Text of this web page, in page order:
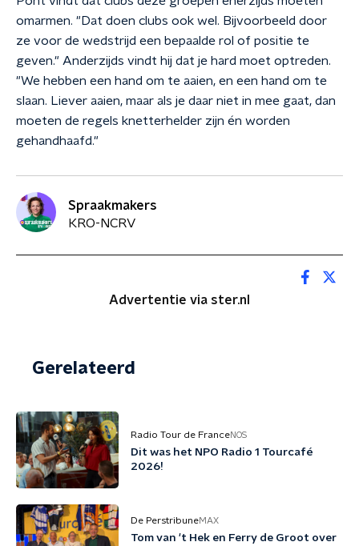
omarmen. "Dat doen clubs ook wel. Bijvoorbeeld door
ze voor de wedstrijd een bepaalde rol of positie te
geven." Anderzijds vindt hij dat je hard moet optreden.
"We hebben een hand om te aaien, en een hand om te
slaan. Liever aaien, maar als je daar niet in mee gaat, dan
moeten de regels knetterhelder zijn én worden
gehandhaafd."
Spraakmakers
KRO-NCRV
Advertentie via ster.nl
Gerelateerd
Radio Tour de FranceNOS
Dit was het NPO Radio 1 Tourcafé
2026!
De PerstribuneMAX
Tom van 't Hek en Ferry de Groot over